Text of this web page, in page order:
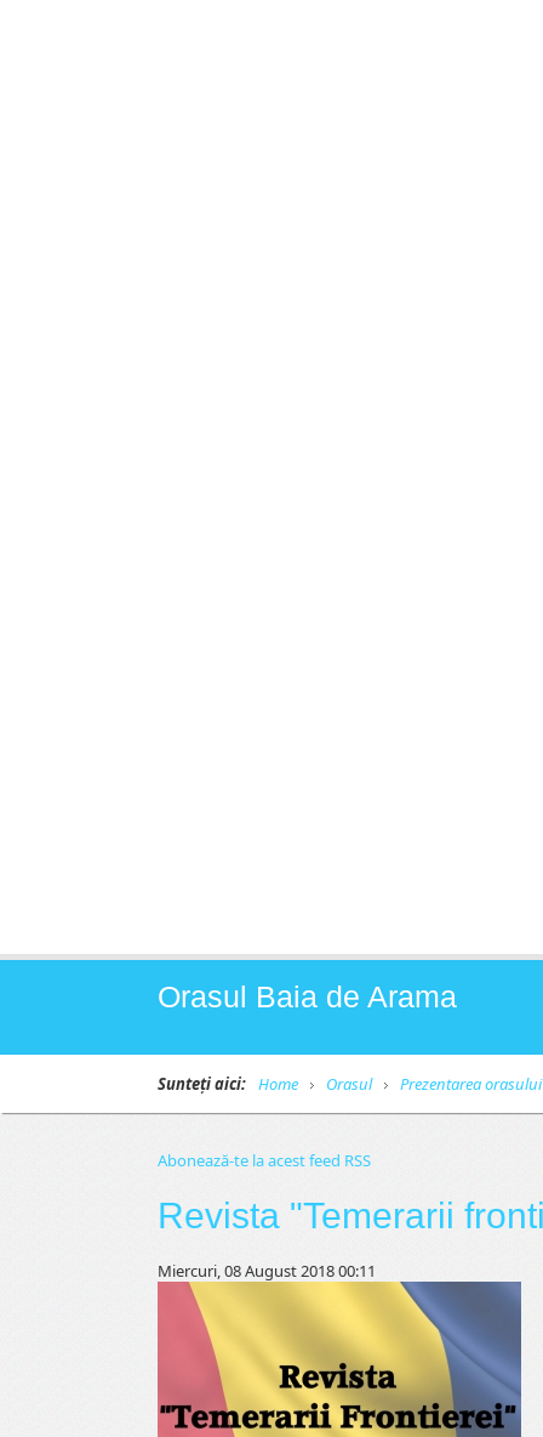
Orasul Baia de Arama
Sunteți aici: Home Orasul Prezentarea orasului
Abonează-te la acest feed RSS
Revista "Temerarii
Miercuri, 08 August 2018 00:11